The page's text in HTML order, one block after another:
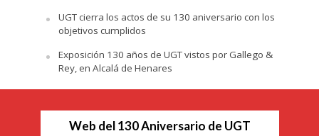
UGT cierra los actos de su 130 aniversario con los
objetivos cumplidos
Exposición 130 años de UGT vistos por Gallego &
Rey, en Alcalá de Henares
Web del 130 Aniversario de UGT